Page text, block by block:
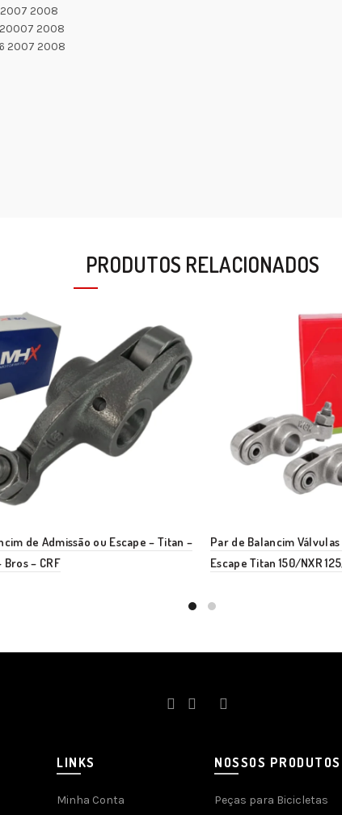
2008
2008
2007 2008
PRODUTOS RELACIONADOS
de Admissão ou Escape – Titan –
Bros – CRF
Par de Balancim
Escape Titan 150/NXR
LINKS
Minha Conta
NOSSOS PRODUTOS
Peças para Bicicletas